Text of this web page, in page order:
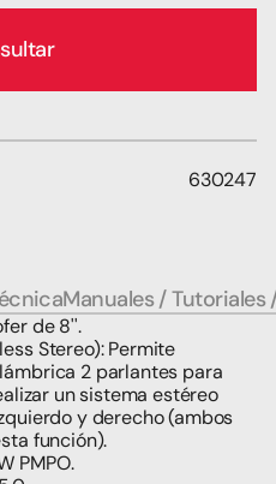
630247
Manuales / Tutoriales
de 8''.
Stereo): Permite
2 parlantes para
un sistema estéreo
y derecho (ambos
función).
PMPO.